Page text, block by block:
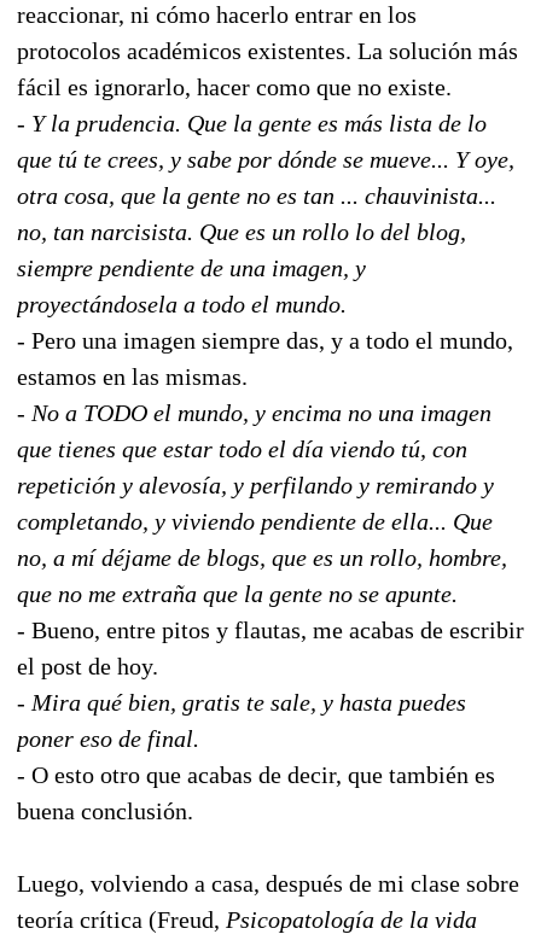
reaccionar, ni cómo hacerlo entrar en los
protocolos académicos existentes. La solución más
fácil es ignorarlo, hacer como que no existe.
- Y la prudencia. Que la gente es más lista de lo
que tú te crees, y sabe por dónde se mueve... Y oye,
otra cosa, que la gente no es tan ... chauvinista...
no, tan narcisista. Que es un rollo lo del blog,
siempre pendiente de una imagen, y
proyectándosela a todo el mundo.
- Pero una imagen siempre das, y a todo el mundo,
estamos en las mismas.
- No a TODO el mundo, y encima no una imagen
que tienes que estar todo el día viendo tú, con
repetición y alevosía, y perfilando y remirando y
completando, y viviendo pendiente de ella... Que
no, a mí déjame de blogs, que es un rollo, hombre,
que no me extraña que la gente no se apunte.
- Bueno, entre pitos y flautas, me acabas de escribir
el post de hoy.
- Mira qué bien, gratis te sale, y hasta puedes
poner eso de final.
- O esto otro que acabas de decir, que también es
buena conclusión.
Luego, volviendo a casa, después de mi clase sobre
teoría crítica (Freud, Psicopatología de la vida